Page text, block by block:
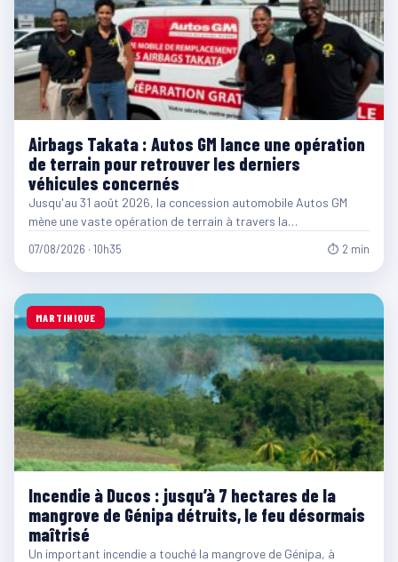
Airbags Takata : Autos GM lance une opération
de terrain pour retrouver les derniers
véhicules concernés
Jusqu'au 31 août 2026, la concession automobile Autos GM
mène une vaste opération de terrain à travers la…
07/08/2026 · 10h35 ⏱ 2 min
MARTINIQUE
Incendie à Ducos : jusqu’à 7 hectares de la
mangrove de Génipa détruits, le feu désormais
maîtrisé
Un important incendie a touché la mangrove de Génipa, à